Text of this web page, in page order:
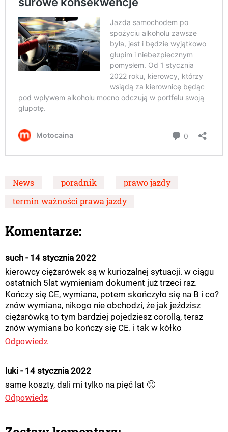
News poradnik
prawo jazdy
termin ważności prawa jazdy
Komentarze:
such - 14 stycznia 2022
kierowcy ciężarówek są w kuriozalnej sytuacji. w ciągu
ostatnich 5lat wymieniam dokument już trzeci raz.
Kończy się CE, wymiana, potem skończyło się na B i co?
znów wymiana, nikogo nie obchodzi, że jak jeździsz
ciężarówką to tym bardziej pojedziesz corollą, teraz
znów wymiana bo kończy się CE. i tak w kółko
Odpowiedz
luki - 14 stycznia 2022
same koszty, dali mi tylko na pięć lat 🙁
Odpowiedz